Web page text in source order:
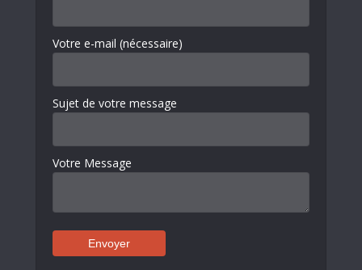
Votre e-mail (nécessaire)
Sujet de votre message
Votre Message